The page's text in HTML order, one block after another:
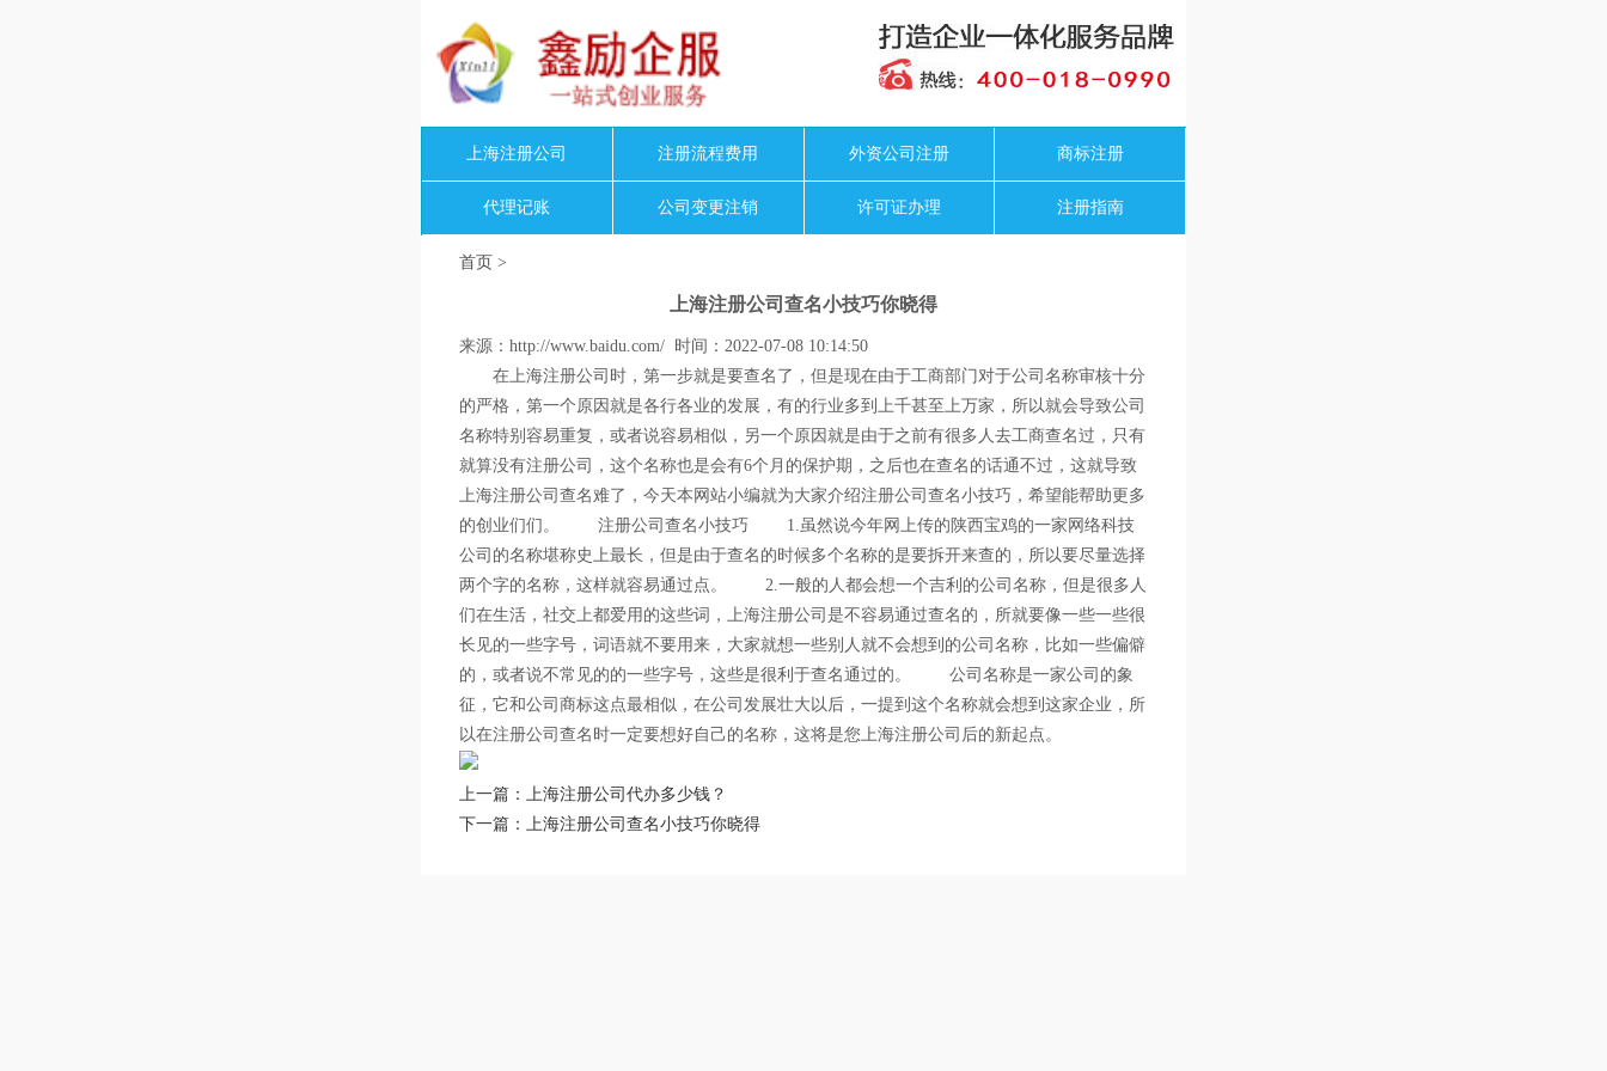
上海注册公司 注册流程费用 外资公司注册 商标注册
代理记账 公司变更注销 许可证办理 注册指南
首页 >
上海注册公司查名小技巧你晓得
来源：http://www.baidu.com/ 时间：2022-07-08 10:14:50
在上海注册公司时，第一步就是要查名了，但是现在由于工商部门对于公司名称审核十分
的严格，第一个原因就是各行各业的发展，有的行业多到上千甚至上万家，所以就会导致公司
名称特别容易重复，或者说容易相似，另一个原因就是由于之前有很多人去工商查名过，只有
就算没有注册公司，这个名称也是会有6个月的保护期，之后也在查名的话通不过，这就导致
上海注册公司查名难了，今天本网站小编就为大家介绍注册公司查名小技巧，希望能帮助更多
的创业们们。 注册公司查名小技巧 1.虽然说今年网上传的陕西宝鸡的一家网络科技
公司的名称堪称史上最长，但是由于查名的时候多个名称的是要拆开来查的，所以要尽量选择
两个字的名称，这样就容易通过点。 2.一般的人都会想一个吉利的公司名称，但是很多人
们在生活，社交上都爱用的这些词，上海注册公司是不容易通过查名的，所就要像一些一些很
长见的一些字号，词语就不要用来，大家就想一些别人就不会想到的公司名称，比如一些偏僻
的，或者说不常见的的一些字号，这些是很利于查名通过的。 公司名称是一家公司的象
征，它和公司商标这点最相似，在公司发展壮大以后，一提到这个名称就会想到这家企业，所
以在注册公司查名时一定要想好自己的名称，这将是您上海注册公司后的新起点。
上一篇：上海注册公司代办多少钱？
下一篇：上海注册公司查名小技巧你晓得